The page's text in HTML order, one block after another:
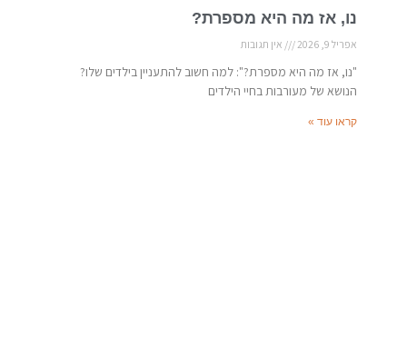
נו, אז מה היא מספרת?
אפריל 9, 2026 אין תגובות
"נו, אז מה היא מספרת?": למה חשוב להתעניין בילדים שלו?
הנושא של מעורבות בחיי הילדים
קראו עוד »